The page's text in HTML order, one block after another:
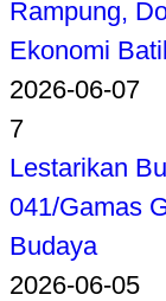
Rampung,
Ekonomi
2026-06-07
7
Lestarikan
041/Gamas
Budaya
2026-06-05